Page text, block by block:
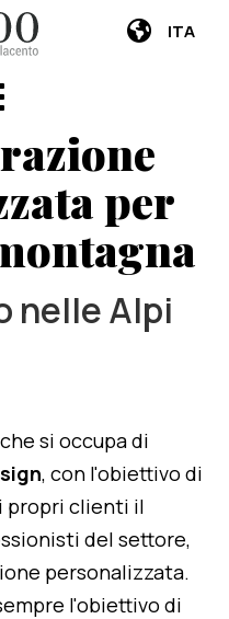
ITA
per
nelle Alpi
si occupa di
, con l'obiettivo di
propri clienti il
del settore,
personalizzata.
l'obiettivo di